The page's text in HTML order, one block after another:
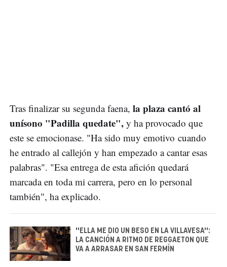
Tras finalizar su segunda faena, la plaza cantó al
unísono "Padilla quedate", y ha provocado que
este se emocionase. "Ha sido muy emotivo cuando
he entrado al callejón y han empezado a cantar esas
palabras". "Esa entrega de esta afición quedará
marcada en toda mi carrera, pero en lo personal
también", ha explicado.
''ELLA ME DIO UN BESO EN LA VILLAVESA'':
LA CANCIÓN A RITMO DE REGGAETON QUE
VA A ARRASAR EN SAN FERMÍN